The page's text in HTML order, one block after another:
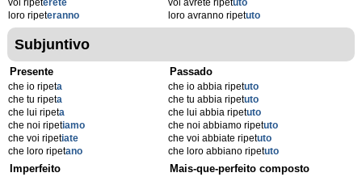
voi ripeterete
loro ripeteranno
voi avrete ripetuto
loro avranno ripetuto
Subjuntivo
Presente
che io ripeta
che tu ripeta
che lui ripeta
che noi ripetiamo
che voi ripetiate
che loro ripetano
Passado
che io abbia ripetuto
che tu abbia ripetuto
che lui abbia ripetuto
che noi abbiamo ripetuto
che voi abbiate ripetuto
che loro abbiano ripetuto
Imperfeito Mais-que-perfeito composto